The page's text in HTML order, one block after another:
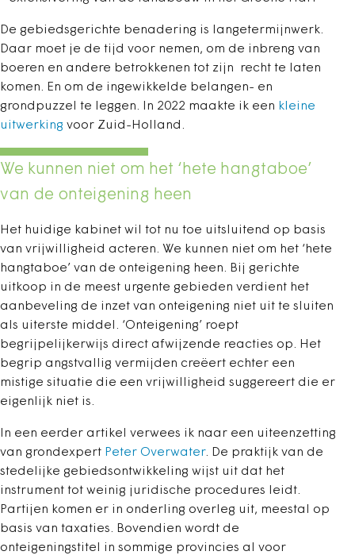
De gebiedsgerichte benadering is langetermijnwerk.
Daar moet je de tijd voor nemen, om de inbreng van
boeren en andere betrokkenen tot zijn recht te laten
komen. En om de ingewikkelde belangen- en
grondpuzzel te leggen. In 2022 maakte ik een kleine
uitwerking voor Zuid-Holland.
We kunnen niet om het ‘hete hangtaboe’
van de onteigening heen
Het huidige kabinet wil tot nu toe uitsluitend op basis
van vrijwilligheid acteren. We kunnen niet om het ‘hete
hangtaboe’ van de onteigening heen. Bij gerichte
uitkoop in de meest urgente gebieden verdient het
aanbeveling de inzet van onteigening niet uit te sluiten
als uiterste middel. ‘Onteigening’ roept
begrijpelijkerwijs direct afwijzende reacties op. Het
begrip angstvallig vermijden creëert echter een
mistige situatie die een vrijwilligheid suggereert die er
eigenlijk niet is.
In een eerder artikel verwees ik naar een uiteenzetting
van grondexpert Peter Overwater. De praktijk van de
stedelijke gebiedsontwikkeling wijst uit dat het
instrument tot weinig juridische procedures leidt.
Partijen komen er in onderling overleg uit, meestal op
basis van taxaties. Bovendien wordt de
onteigeningstitel in sommige provincies al voor